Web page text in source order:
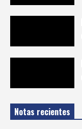
Notas recientes